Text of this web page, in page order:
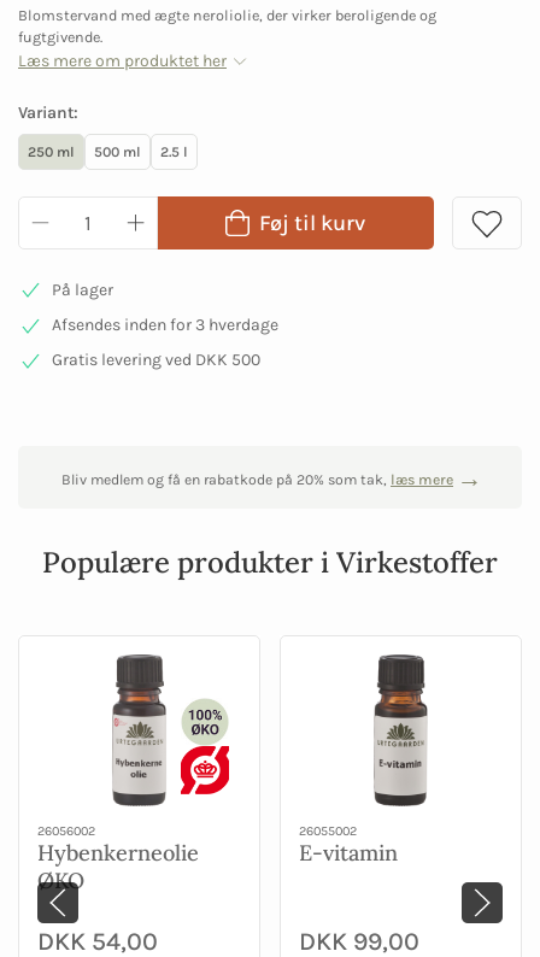
Blomstervand med ægte neroliolie, der virker beroligende og
fugtgivende.
Læs mere om produktet her
Variant:
250 ml 500 ml 2.5 l
Føj til kurv
På lager
Afsendes inden for 3 hverdage
Gratis levering ved DKK 500
Bliv medlem og få en rabatkode på 20% som tak, læs mere
Populære produkter i Virkestoffer
26056002
Hybenkerneolie
ØKO
DKK 54,00
26055002
E-vitamin
DKK 99,00